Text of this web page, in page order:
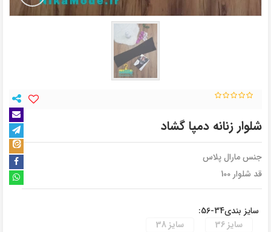
شلوار زنانه دمپا گشاد
جنس مارال پلاس
قد شلوار 100
سایز بندی34-56:
سایز 36
سایز 38